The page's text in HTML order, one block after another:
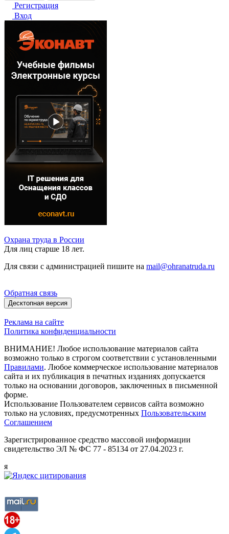
Регистрация
Вход
Охрана труда в России
Для лиц старше 18 лет.
Для связи с администрацией пишите на mail@ohranatruda.ru
Обратная связь
Десктопная версия
Реклама на сайте
Политика конфиденциальности
ВНИМАНИЕ! Любое использование материалов сайта
возможно только в строгом соответствии с установленными
Правилами. Любое коммерческое использование материалов
сайта и их публикация в печатных изданиях допускается
только на основании договоров, заключенных в письменной
форме.
Использование Пользователем сервисов сайта возможно
только на условиях, предусмотренных Пользовательским
Соглашением
Зарегистрированное средство массовой информации
свидетельство ЭЛ № ФС 77 - 85134 от 27.04.2023 г.
я